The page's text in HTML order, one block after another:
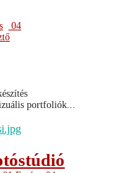
04
portfoliók...